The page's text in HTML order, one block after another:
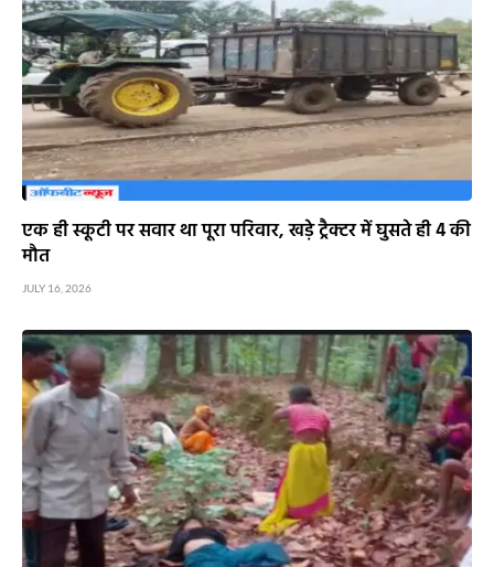
एक ही स्कूटी पर सवार था पूरा परिवार, खड़े ट्रैक्टर में घुसते ही 4 की
मौत
JULY 16, 2026